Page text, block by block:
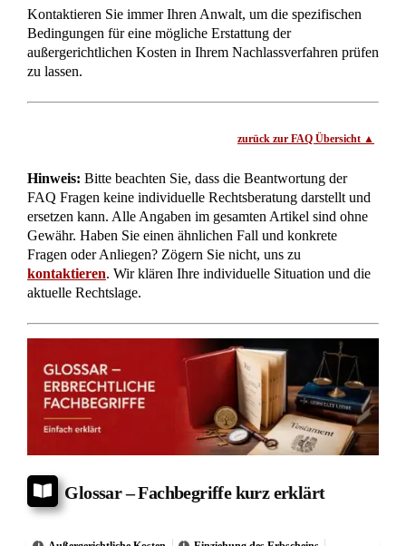
Zentrales Testamentsregister: Wie wird Ihr Testament
Zweifel an Erbrechtslage: Bank darf
Testamentsvollstreckerzeugnis verlangen